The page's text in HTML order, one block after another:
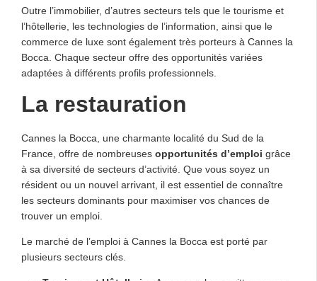
Outre l’immobilier, d’autres secteurs tels que le tourisme et
l’hôtellerie, les technologies de l’information, ainsi que le
commerce de luxe sont également très porteurs à Cannes la
Bocca. Chaque secteur offre des opportunités variées
adaptées à différents profils professionnels.
La restauration
Cannes la Bocca, une charmante localité du Sud de la
France, offre de nombreuses opportunités d’emploi grâce
à sa diversité de secteurs d’activité. Que vous soyez un
résident ou un nouvel arrivant, il est essentiel de connaître
les secteurs dominants pour maximiser vos chances de
trouver un emploi.
Le marché de l’emploi à Cannes la Bocca est porté par
plusieurs secteurs clés.